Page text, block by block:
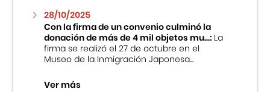
28/10/2025
Con la firma de un convenio culminó la
donación de más de 4 mil objetos mu...:La
firma se realizó el 27 de octubre en el
Museo de la Inmigración Japonesa...
Ver más